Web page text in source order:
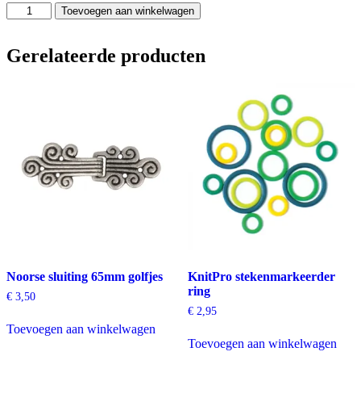
KnitPro
stekenmarkeerder
aantal
Toevoegen aan winkelwagen
Gerelateerde producten
Noorse sluiting 65mm golfjes
€ 3,50
Toevoegen aan winkelwagen
KnitPro stekenmarkeerder
ring
€2,95
Toevoegen aan winkelwagen